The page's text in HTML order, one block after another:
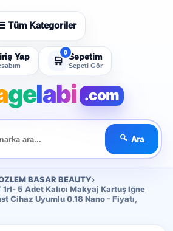
Tüm Kategoriler
Yap 🛒 Sepetim
Sepeti Gör
gelabi .com
🔍 Ara
BASAR BEAUTY›
1rl- 5 Adet Kalıcı Makyaj Kartuş Iğne
Cihaz Uyumlu 0.18 Nano - Fiyatı,